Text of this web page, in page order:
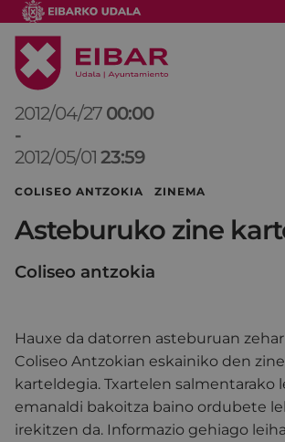
2012/04/27 00:00
-
2012/05/01 23:59
COLISEO ANTZOKIA ZINEMA
Asteburuko zine
Coliseo antzokia
Hauxe da datorren asteburuan
Coliseo Antzokian eskainiko den
karteldegia. Txartelen salmentarako
emanaldi bakoitza baino ordubete
irekitzen da. Informazio gehiago